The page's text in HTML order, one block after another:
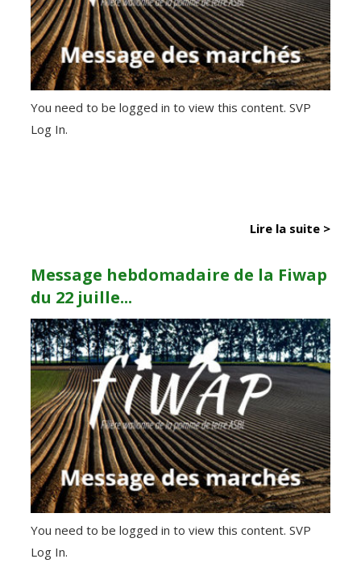
You need to be logged in to view this content. SVP
Log In.
Lire la suite >
Message hebdomadaire de la Fiwap
du 22 juille...
You need to be logged in to view this content. SVP
Log In.